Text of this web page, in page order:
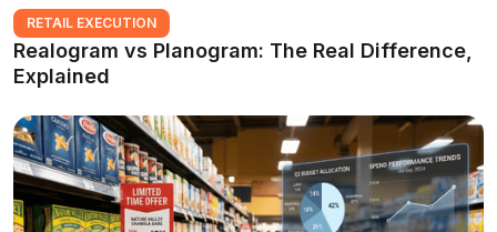
RETAIL EXECUTION
Realogram vs Planogram: The Real Difference,
Explained